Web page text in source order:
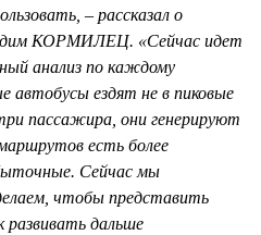
– рассказал о
КОРМИЛЕЦ. «Сейчас идет
анализ по каждому
автобусы ездят не в пиковые
пассажира, они генерируют
есть более
Сейчас мы
чтобы представить
развивать дальше